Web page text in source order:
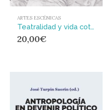
ARTES ESCÉNICAS
Teatralidad y vida cotidiana : La imagen presencial en la escena pública
20,00€